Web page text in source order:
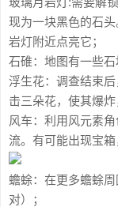
现为一块黑色的石
岩灯附近点亮它；
石碓：地图有一些石
浮生花：调查结束
击三朵花，使其爆炸
风车：利用风元素
流。有可能出现宝箱
蟾蜍：在更多蟾蜍
对）；